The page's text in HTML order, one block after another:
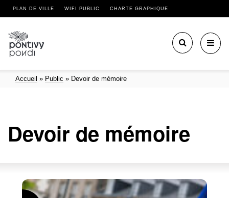
PLAN DE VILLE WIFI PUBLIC CHARTE GRAPHIQUE
Accueil » Public » Devoir de mémoire
Devoir de mémoire